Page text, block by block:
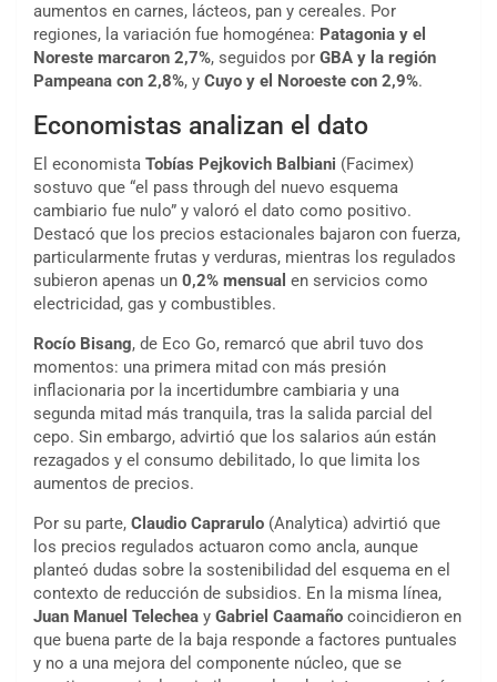
aumentos en carnes, lácteos, pan y cereales. Por
regiones, la variación fue homogénea: Patagonia y el
Noreste marcaron 2,7%, seguidos por GBA y la región
Pampeana con 2,8%, y Cuyo y el Noroeste con 2,9%.
Economistas analizan el dato
El economista Tobías Pejkovich Balbiani (Facimex)
sostuvo que “el pass through del nuevo esquema
cambiario fue nulo” y valoró el dato como positivo.
Destacó que los precios estacionales bajaron con fuerza,
particularmente frutas y verduras, mientras los regulados
subieron apenas un 0,2% mensual en servicios como
electricidad, gas y combustibles.
Rocío Bisang, de Eco Go, remarcó que abril tuvo dos
momentos: una primera mitad con más presión
inflacionaria por la incertidumbre cambiaria y una
segunda mitad más tranquila, tras la salida parcial del
cepo. Sin embargo, advirtió que los salarios aún están
rezagados y el consumo debilitado, lo que limita los
aumentos de precios.
Por su parte, Claudio Caprarulo (Analytica) advirtió que
los precios regulados actuaron como ancla, aunque
planteó dudas sobre la sostenibilidad del esquema en el
contexto de reducción de subsidios. En la misma línea,
Juan Manuel Telechea y Gabriel Caamaño coincidieron en
que buena parte de la baja responde a factores puntuales
y no a una mejora del componente núcleo, que se